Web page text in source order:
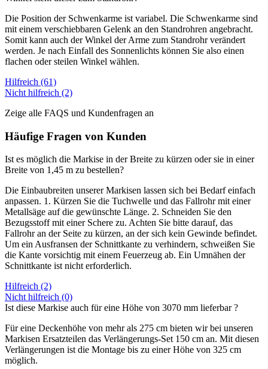
Die Position der Schwenkarme ist variabel. Die Schwenkarme sind
mit einem verschiebbaren Gelenk an den Standrohren angebracht.
Somit kann auch der Winkel der Arme zum Standrohr verändert
werden. Je nach Einfall des Sonnenlichts können Sie also einen
flachen oder steilen Winkel wählen.
Hilfreich (61)
Nicht hilfreich (2)
Zeige alle FAQS und Kundenfragen an
Häufige Fragen von Kunden
Ist es möglich die Markise in der Breite zu kürzen oder sie in einer
Breite von 1,45 m zu bestellen?
Die Einbaubreiten unserer Markisen lassen sich bei Bedarf einfach
anpassen. 1. Kürzen Sie die Tuchwelle und das Fallrohr mit einer
Metallsäge auf die gewünschte Länge. 2. Schneiden Sie den
Bezugsstoff mit einer Schere zu. Achten Sie bitte darauf, das
Fallrohr an der Seite zu kürzen, an der sich kein Gewinde befindet.
Um ein Ausfransen der Schnittkante zu verhindern, schweißen Sie
die Kante vorsichtig mit einem Feuerzeug ab. Ein Umnähen der
Schnittkante ist nicht erforderlich.
Hilfreich (2)
Nicht hilfreich (0)
Ist diese Markise auch für eine Höhe von 3070 mm lieferbar ?
Für eine Deckenhöhe von mehr als 275 cm bieten wir bei unseren
Markisen Ersatzteilen das Verlängerungs-Set 150 cm an. Mit diesen
Verlängerungen ist die Montage bis zu einer Höhe von 325 cm
möglich.